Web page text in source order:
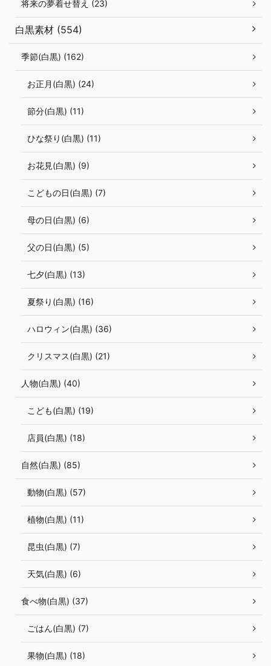
将来の夢着せ替え (23)
白黒素材 (554)
季節(白黒) (162)
お正月(白黒) (24)
節分(白黒) (11)
ひな祭り(白黒) (11)
お花見(白黒) (9)
こどもの日(白黒) (7)
母の日(白黒) (6)
父の日(白黒) (5)
七夕(白黒) (13)
夏祭り(白黒) (16)
ハロウィン(白黒) (36)
クリスマス(白黒) (21)
人物(白黒) (40)
こども(白黒) (19)
店員(白黒) (18)
自然(白黒) (85)
動物(白黒) (57)
植物(白黒) (11)
昆虫(白黒) (7)
天気(白黒) (6)
食べ物(白黒) (37)
ごはん(白黒) (7)
果物(白黒) (18)